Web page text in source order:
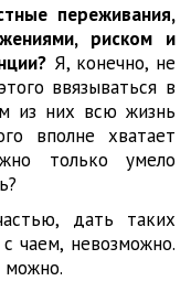
переживания,
риском и
Я, конечно, не
ввязываться в
из них всю жизнь
вполне хватает
только умело
дать таких
чаем, невозможно.
можно.